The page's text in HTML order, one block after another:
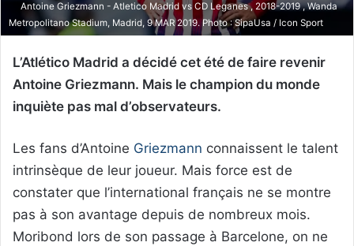
Antoine Griezmann - Atletico Madrid vs CD Leganes , 2018-2019 , Wanda
Metropolitano Stadium, Madrid, 9 MAR 2019. Photo : SipaUsa / Icon Sport
L’Atlético Madrid a décidé cet été de faire revenir
Antoine Griezmann. Mais le champion du monde
inquiète pas mal d’observateurs.
Les fans d’Antoine Griezmann connaissent le talent
intrinsèque de leur joueur. Mais force est de
constater que l’international français ne se montre
pas à son avantage depuis de nombreux mois.
Moribond lors de son passage à Barcelone, on ne